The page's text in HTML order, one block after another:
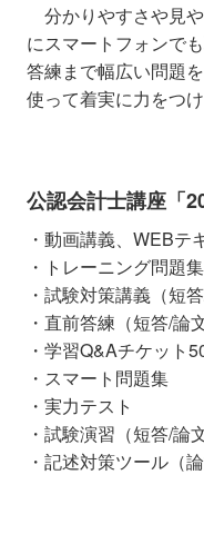
分かりやすさや見
にスマートフォンで
答練まで幅広い問題
使って着実に力をつ
公認会計士講座「
・動画講義、WEBテ
・トレーニング問題集
・試験対策講義（短答
・直前答練（短答/論文
・学習Q&Aチケット
・スマート問題集
・実力テスト
・試験演習（短答/論文
・記述対策ツール（論